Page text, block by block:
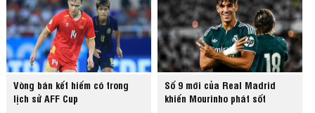
Vòng bán kết hiếm có trong
lịch sử AFF Cup
Số 9 mới của Real Madrid
khiến Mourinho phát sốt